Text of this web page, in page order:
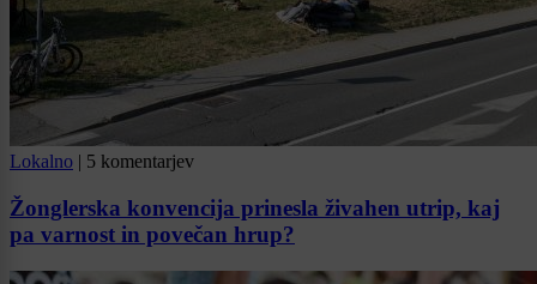
Lokalno | 5 komentarjev
Žonglerska konvencija prinesla živahen utrip, kaj
pa varnost in povečan hrup?